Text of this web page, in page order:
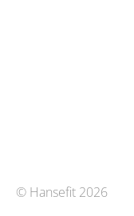
© Hansefit 2026